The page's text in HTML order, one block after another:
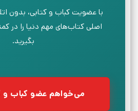
با عضویت کباب و کتابی، بدون
بگیرید.
می‌خواهم عضو کباب و